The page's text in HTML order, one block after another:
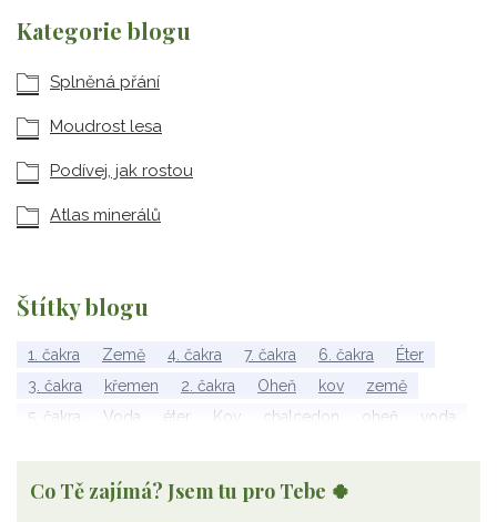
Kategorie blogu
Splněná přání
Moudrost lesa
Podívej, jak rostou
Atlas minerálů
Štítky blogu
1. čakra Země 4. čakra 7. čakra 6. čakra
Éter
3. čakra
křemen 2. čakra Oheň kov
země
5. čakra
Voda éter Kov chalcedon oheň
voda
Wu Xing
apatit
Co Tě zajímá? Jsem tu pro Tebe 🍀